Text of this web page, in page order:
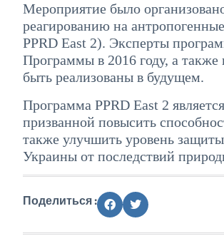
Мероприятие было
реагированию на
PPRD East 2). Эксперты
Программы в 2016 году, а
быть реализованы в будущем.
Программа PPRD East 2
призванной повысить
также улучшить уровень
Украины от последствий
Поделиться :